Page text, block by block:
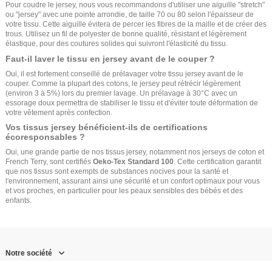
Pour coudre le jersey, nous vous recommandons d'utiliser une aiguille "stretch"
ou "jersey" avec une pointe arrondie, de taille 70 ou 80 selon l'épaisseur de
votre tissu. Cette aiguille évitera de percer les fibres de la maille et de créer des
trous. Utilisez un fil de polyester de bonne qualité, résistant et légèrement
élastique, pour des coutures solides qui suivront l'élasticité du tissu.
Faut-il laver le tissu en jersey avant de le couper ?
Oui, il est fortement conseillé de prélavager votre tissu jersey avant de le
couper. Comme la plupart des cotons, le jersey peut rétrécir légèrement
(environ 3 à 5%) lors du premier lavage. Un prélavage à 30°C avec un
essorage doux permettra de stabiliser le tissu et d'éviter toute déformation de
votre vêtement après confection.
Vos tissus jersey bénéficient-ils de certifications
écoresponsables ?
Oui, une grande partie de nos tissus jersey, notamment nos jerseys de coton et
French Terry, sont certifiés Oeko-Tex Standard 100. Cette certification garantit
que nos tissus sont exempts de substances nocives pour la santé et
l'environnement, assurant ainsi une sécurité et un confort optimaux pour vous
et vos proches, en particulier pour les peaux sensibles des bébés et des
enfants.
Notre société